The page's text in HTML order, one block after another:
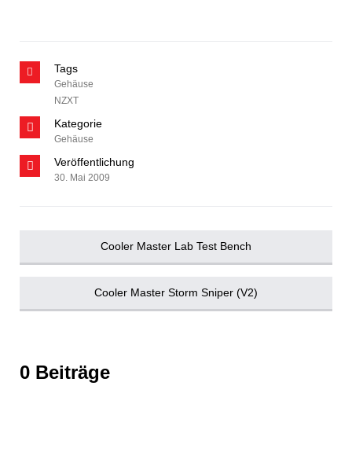
Tags
Gehäuse
NZXT
Kategorie
Gehäuse
Veröffentlichung
30. Mai 2009
Cooler Master Lab Test Bench
Cooler Master Storm Sniper (V2)
0 Beiträge